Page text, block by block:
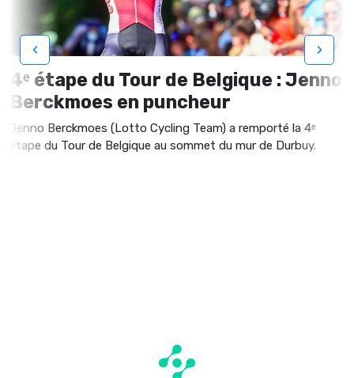
4ᵉ étape du Tour de Belgique : Jenno
Berckmoes en puncheur
Jenno Berckmoes (Lotto Cycling Team) a remporté la 4ᵉ
étape du Tour de Belgique au sommet du mur de Durbuy.
‹ ›